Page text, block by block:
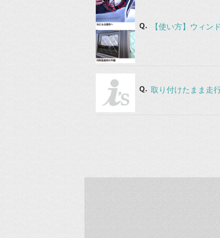
【使い方】ウィン
取り付けたまま走